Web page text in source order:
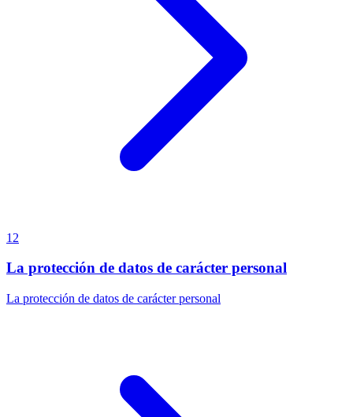
12
La protección de datos de carácter personal
La protección de datos de carácter personal